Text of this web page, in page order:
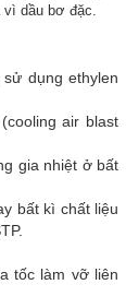
vì dầu bơ đặc.
dụng ethylen
air blast
gia nhiệt ở bất
bất kì chất liệu
tốc làm vỡ liên